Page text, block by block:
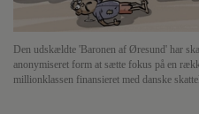
Den udskældte 'Baronen af Øresund' har
anonymiseret form at sætte fokus på en
millionklassen finansieret med danske